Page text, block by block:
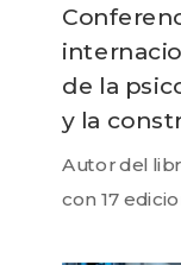
de la
y la
Autor del
con 17